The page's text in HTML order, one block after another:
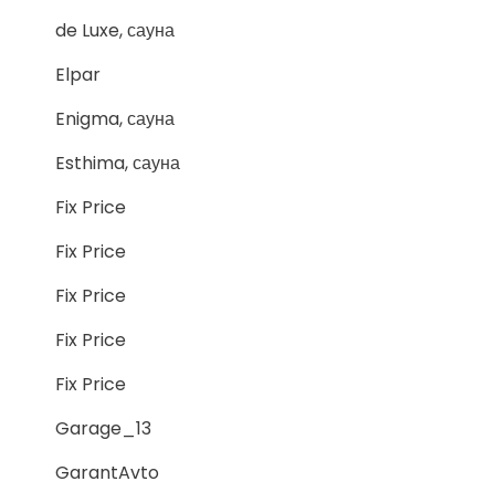
de Luxe, сауна
Elpar
Enigma, сауна
Esthima, сауна
Fix Price
Fix Price
Fix Price
Fix Price
Fix Price
Garage_13
GarantAvto